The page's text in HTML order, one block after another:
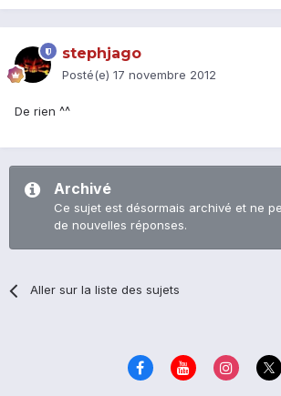
stephjago
Posté(e) 17 novembre 2012
De rien ^^
Archivé
Ce sujet est désormais archivé et ne
de nouvelles réponses.
Aller sur la liste des sujets